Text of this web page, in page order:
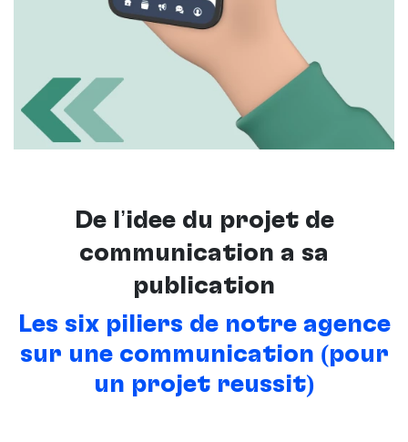
De l’idée du projet de
communication à sa
publication
Les six piliers de notre agence
sur une communication (pour
un projet réussit)